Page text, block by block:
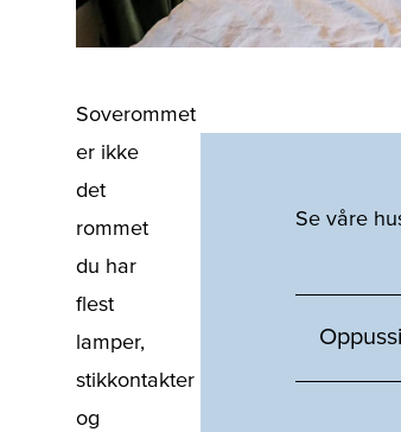
Soverommet
er ikke
det
rommet
du har
flest
lamper,
stikkontakter
og
Se våre